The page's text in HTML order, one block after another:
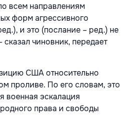
всем направлениям
форм агрессивного
и это (послание – ред.) не
чиновник, передает
США относительно
проливе. По его словам, это
военная эскалация
права и свободы